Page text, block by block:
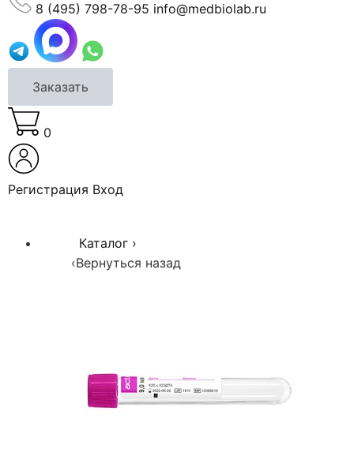
8 (495) 798-78-95 info@medbiolab.ru
Заказать
0
Регистрация Вход
Каталог ›
‹Вернуться назад